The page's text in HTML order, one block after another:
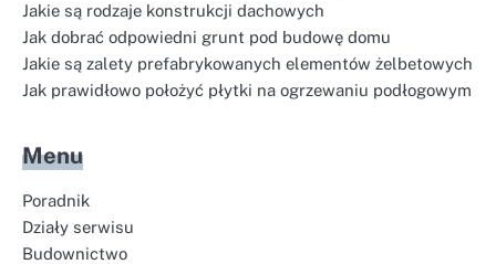
Jakie są rodzaje konstrukcji dachowych
Jak dobrać odpowiedni grunt pod budowę domu
Jakie są zalety prefabrykowanych elementów żelbetowych
Jak prawidłowo położyć płytki na ogrzewaniu podłogowym
Menu
Poradnik
Działy serwisu
Budownictwo